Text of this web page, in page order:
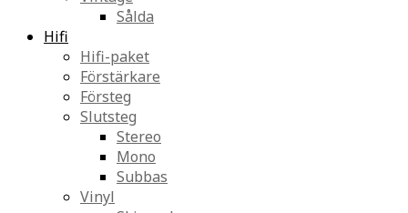
Sålda
Hifi
Hifi-paket
Förstärkare
Försteg
Slutsteg
Stereo
Mono
Subbas
Vinyl